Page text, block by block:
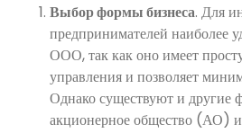
Выбор формы бизнеса. Для
предпринимателей наиболее
ООО, так как оно имеет
управления и позволяет
Однако существуют и другие
акционерное общество (АО)